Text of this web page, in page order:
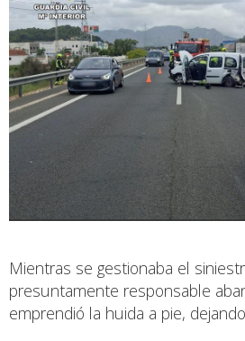
Mientras se gestionaba el
presuntamente responsable
emprendió la huida a pie,